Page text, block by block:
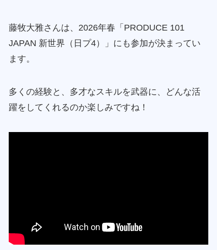
藤牧大雅さんは、2026年春「PRODUCE 101
JAPAN 新世界（日プ4）」にも参加が決まってい
ます。
多くの経験と、多才なスキルを武器に、どんな活
躍をしてくれるのか楽しみですね！